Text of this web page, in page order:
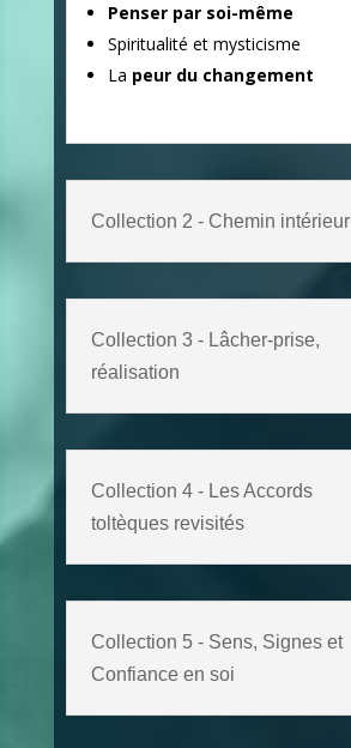
Penser par soi-même
Spiritualité et mysticisme
La peur du changement
Collection 2 - Chemin intérieur
Collection 3 - Lâcher-prise,
réalisation
Collection 4 - Les Accords
toltèques revisités
Collection 5 - Sens, Signes et
Confiance en soi